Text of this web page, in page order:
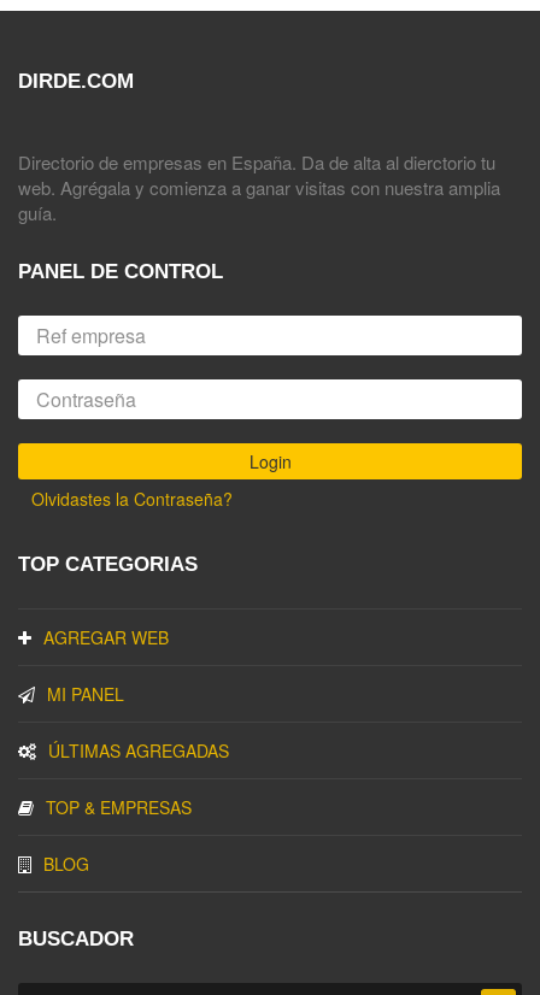
DIRDE.COM
Directorio de empresas en España. Da de alta al dierctorio tu
web. Agrégala y comienza a ganar visitas con nuestra amplia
guía.
PANEL DE CONTROL
Olvidastes la Contraseña?
TOP CATEGORIAS
AGREGAR WEB
MI PANEL
ÚLTIMAS AGREGADAS
TOP & EMPRESAS
BLOG
BUSCADOR